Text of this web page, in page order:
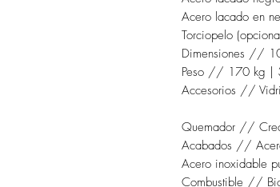
Acero lacado en
Torciopelo
Dimensiones //
Peso // 170 kg |
Accesorios //
Quemador //
Acabados //
Acero inoxidable
Combustible //